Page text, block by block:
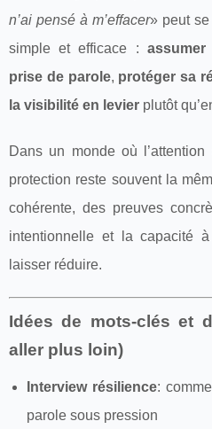
n’ai pensé à m’effacer» peut
simple et efficace :
prise de parole, protéger sa
la visibilité en levier plutôt
Dans un monde où
protection reste souvent la
cohérente, des preuves
intentionnelle et la capacité
laisser réduire.
Idées de mots-clés et
aller plus loin)
Interview résilience:
parole sous pression